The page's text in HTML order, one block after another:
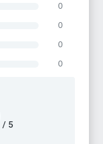
0
0
0
0
/ 5